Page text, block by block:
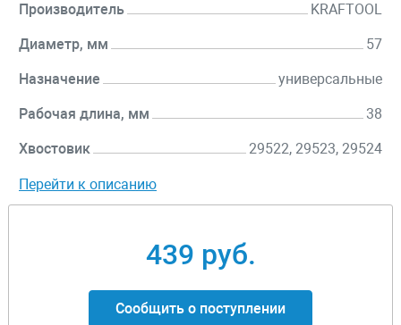
Производитель KRAFTOOL
Диаметр, мм 57
Назначение универсальные
Рабочая длина, мм 38
Хвостовик 29522, 29523, 29524
Перейти к описанию
439 руб.
Сообщить о поступлении